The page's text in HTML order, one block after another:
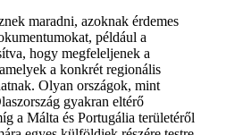
maradni, azoknak érdemes
például a
hogy megfeleljenek a
a konkrét regionális
Olyan országok, mint
gyakran eltérő
a Málta és Portugália területéről